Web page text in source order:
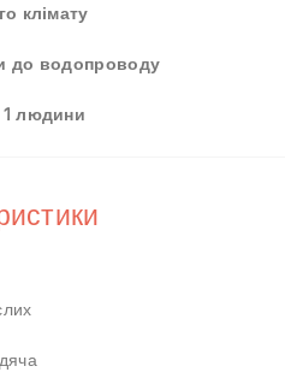
клімату
до водопроводу
1 людини